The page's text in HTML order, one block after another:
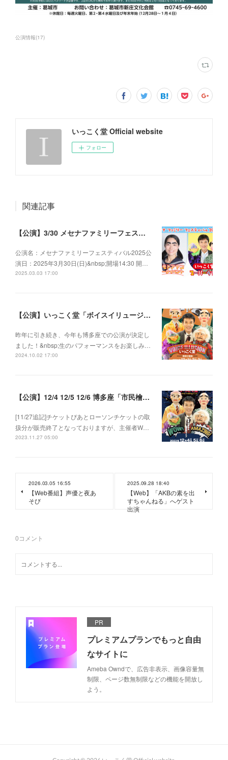
公演情報(17)
いっこく堂 Official website
フォロー
関連記事
【公演】3/30 メセナファミリーフェスティバル2025
公演名：メセナファミリーフェスティバル2025公
演日：2025年3月30日(日)&nbsp;開場14:30 開…
2025.03.03 17:00
【公演】いっこく堂「ボイスイリュージョン」＆博多仁和加 2024年度博多座「市民檜舞台の月」公演
昨年に引き続き、今年も博多座での公演が決定し
ました！&nbsp;生のパフォーマンスをお楽しみ…
2024.10.02 17:00
【公演】12/4 12/5 12/6 博多座「市民檜舞台の月」公演 いっこく堂 2023ボイスイリュージョン
[11/27追記]チケットぴあとローソンチケットの取
扱分が販売終了となっておりますが、主催者W…
2023.11.27 05:00
2026.03.05 16:55
【Web番組】声優と夜あ
そび
2025.09.28 18:40
【Web】「AKBの素を出
すちゃんねる」へゲスト
出演
0コメント
PR
プレミアムプランでもっと自由
なサイトに
Ameba Owndで、広告非表示、画像容量無
制限、ページ数無制限などの機能を開放し
よう。